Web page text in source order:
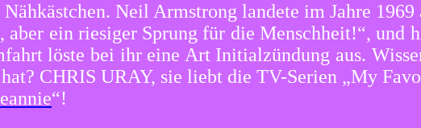
Neil Armstrong landete im Jahre 1969
ein riesiger Sprung für die Menschheit!“, und
löste bei ihr eine Art Initialzündung aus.
CHRIS URAY, sie liebt die TV-Serien „My
“!